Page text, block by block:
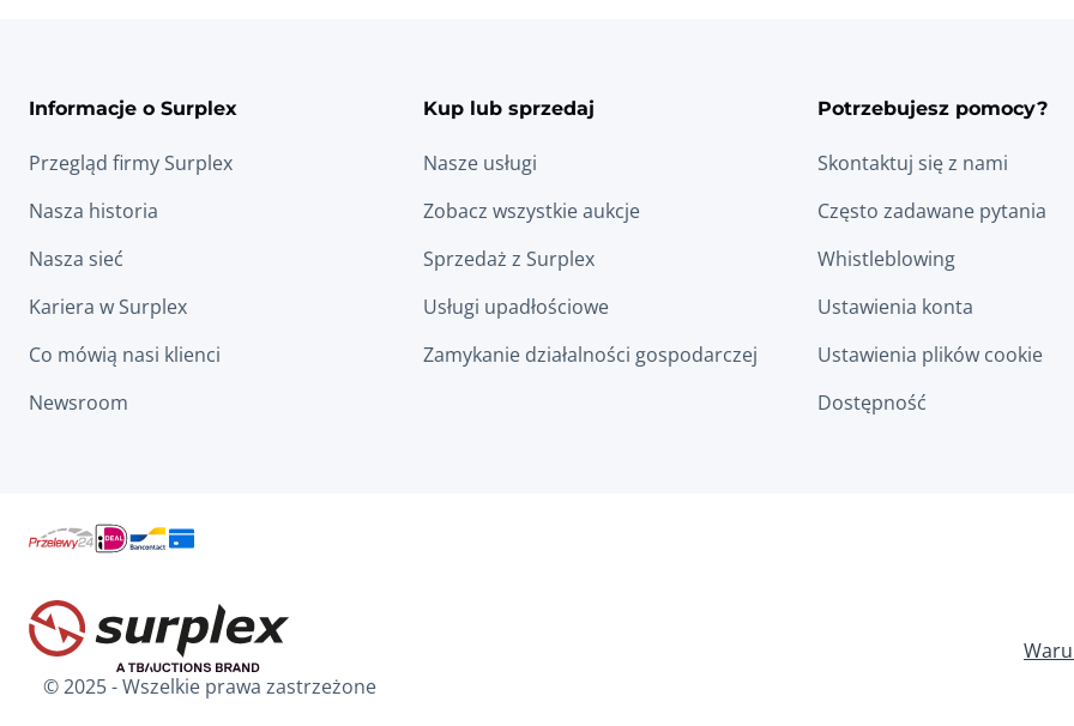
Informacje o Surplex
Przegląd firmy Surplex
Nasza historia
Nasza sieć
Kariera w Surplex
Co mówią nasi klienci
Newsroom
Kup lub sprzedaj
Nasze usługi
Zobacz wszystkie aukcje
Sprzedaż z Surplex
Usługi upadłościowe
Zamykanie działalności gospodarczej
Potrzebujesz pomocy?
Skontaktuj się z nami
Często zadawane pytania
Whistleblowing
Ustawienia konta
Ustawienia plików cookie
Dostępność
© 2025 - Wszelkie prawa zastrzeżone